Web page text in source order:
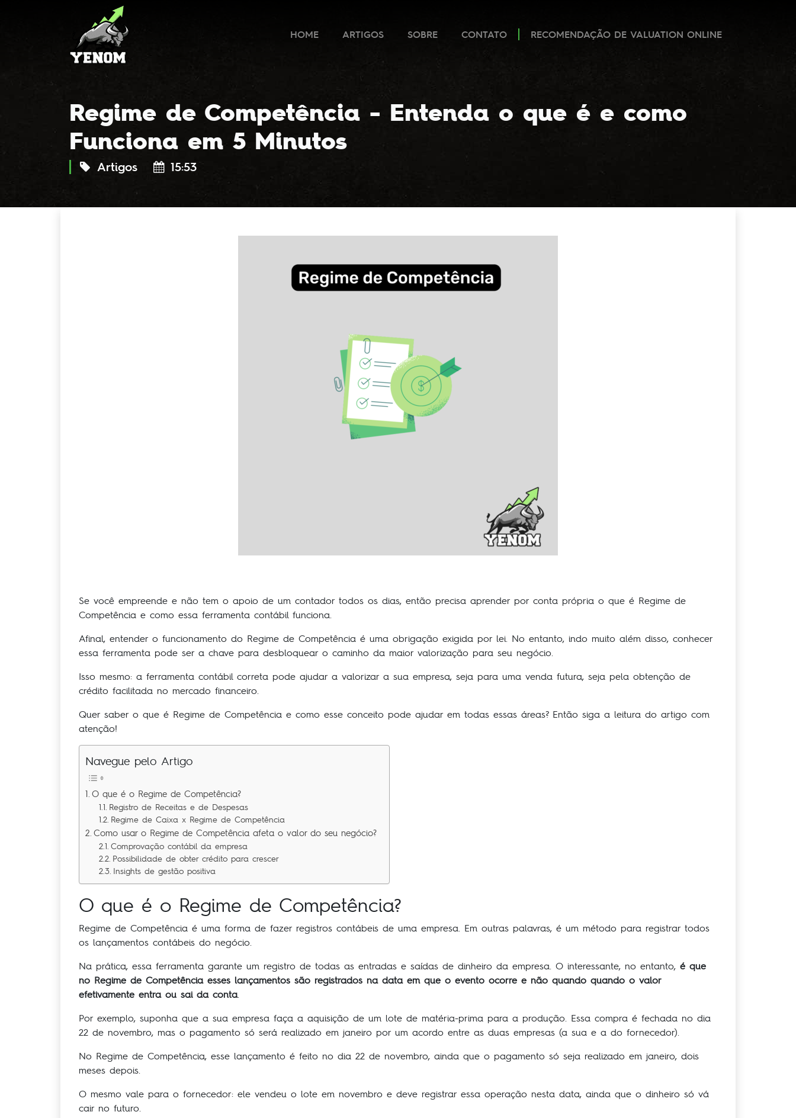
HOME ARTIGOS SOBRE CONTATO RECOMENDAÇÃO DE VALUATION ONLINE
Regime de Competência - Entenda o que é e como
Funciona em 5 Minutos
Artigos 15:53
Se você empreende e não tem o apoio de um contador todos os dias, então precisa aprender por conta própria o que é Regime de
Competência e como essa ferramenta contábil funciona.
Afinal, entender o funcionamento do Regime de Competência é uma obrigação exigida por lei. No entanto, indo muito além disso, conhecer
essa ferramenta pode ser a chave para desbloquear o caminho da maior valorização para seu negócio.
Isso mesmo: a ferramenta contábil correta pode ajudar a valorizar a sua empresa, seja para uma venda futura, seja pela obtenção de
crédito facilitada no mercado financeiro.
Quer saber o que é Regime de Competência e como esse conceito pode ajudar em todas essas áreas? Então siga a leitura do artigo com
atenção!
Navegue pelo Artigo
O que é o Regime de Competência?
Registro de Receitas e de Despesas
Regime de Caixa x Regime de Competência
Como usar o Regime de Competência afeta o valor do seu negócio?
Comprovação contábil da empresa
Possibilidade de obter crédito para crescer
Insights de gestão positiva
O que é o Regime de Competência?
Regime de Competência é uma forma de fazer registros contábeis de uma empresa. Em outras palavras, é um método para registrar todos
os lançamentos contábeis do negócio.
Na prática, essa ferramenta garante um registro de todas as entradas e saídas de dinheiro da empresa. O interessante, no entanto, é que
no Regime de Competência esses lançamentos são registrados na data em que o evento ocorre e não quando quando o valor
efetivamente entra ou sai da conta.
Por exemplo, suponha que a sua empresa faça a aquisição de um lote de matéria-prima para a produção. Essa compra é fechada no dia
22 de novembro, mas o pagamento só será realizado em janeiro por um acordo entre as duas empresas (a sua e a do fornecedor).
No Regime de Competência, esse lançamento é feito no dia 22 de novembro, ainda que o pagamento só seja realizado em janeiro, dois
meses depois.
O mesmo vale para o fornecedor: ele vendeu o lote em novembro e deve registrar essa operação nesta data, ainda que o dinheiro só vá
cair no futuro.